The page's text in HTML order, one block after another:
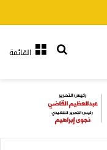
القائمةبحث عن